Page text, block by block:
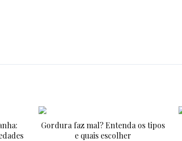
Gordura faz mal? Entenda os tipos
e quais escolher